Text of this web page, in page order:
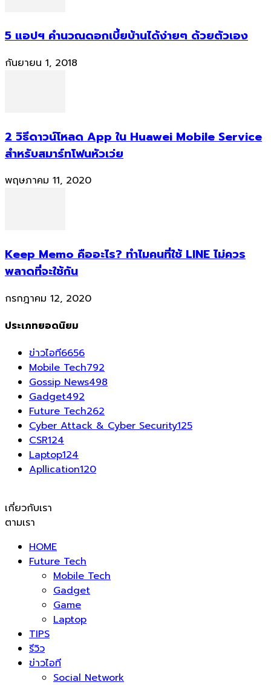
5 แอปฯ คำนวณดอกเบี้ยบ้านได้ง่ายๆ ด้วยตัวเอง
กันยายน 1, 2018
2 วิธีดาวน์โหลด App ใน Huawei Mobile Service
สำหรับสมาร์ทโฟนหัวเว่ย
พฤษภาคม 11, 2020
Keep Memo คืออะไร? ทำไมคนที่ใช้ LINE ไม่ควร
พลาดที่จะใช้กัน
กรกฎาคม 12, 2020
ประเภทยอดนิยม
ข่าวไอที6656
Mobile Tech792
Gossip News498
Gadget492
Future Tech262
Cyber Attack & Cyber Security125
CSR124
Laptop124
Apllication120
เกี่ยวกับเรา
ตามเรา
HOME
Future Tech
Mobile Tech
Gadget
Game
Laptop
TIPS
รีวิว
ข่าวไอที
Social Network